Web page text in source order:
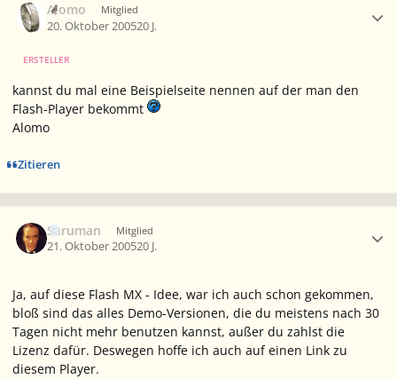
Alomo Mitglied
20. Oktober 200520 J.
ERSTELLER
kannst du mal eine Beispielseite nennen auf der man den
Flash-Player bekommt
Alomo
Zitieren
Saruman Mitglied
21. Oktober 200520 J.
Ja, auf diese Flash MX - Idee, war ich auch schon gekommen,
bloß sind das alles Demo-Versionen, die du meistens nach 30
Tagen nicht mehr benutzen kannst, außer du zahlst die
Lizenz dafür. Deswegen hoffe ich auch auf einen Link zu
diesem Player.